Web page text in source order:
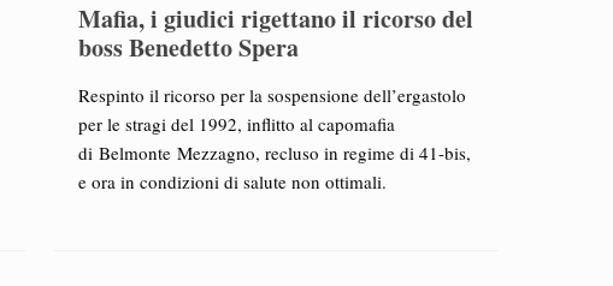
Mafia, i giudici rigettano il ricorso del
boss Benedetto Spera
Respinto il ricorso per la sospensione dell’ergastolo
per le stragi del 1992, inflitto al capomafia
di Belmonte Mezzagno, recluso in regime di 41-bis,
e ora in condizioni di salute non ottimali.